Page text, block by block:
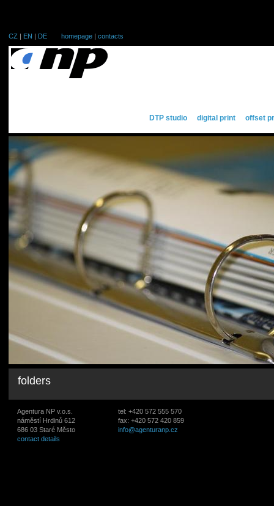
CZ | EN | DE homepage | contacts
DTP studio digital print offset
folders
Agentura NP v.o.s.
náměstí Hrdinů 612
686 03 Staré Město
contact details
tel: +420 572 555 570
fax: +420 572 420 859
info@agenturanp.cz